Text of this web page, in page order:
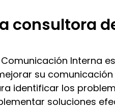
consultora
Interna
su comunicación
identificar los
soluciones